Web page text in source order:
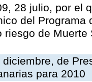
28 julio, por el
del Programa
riesgo de
de
para 2010